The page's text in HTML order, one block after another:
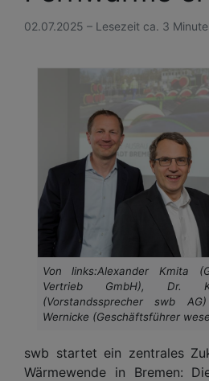
02.07.2025 – Lesezeit ca. 3
Von links:Alexander Kmita
Vertrieb GmbH), Dr.
(Vorstandssprecher swb
Wernicke (Geschäftsführer
swb startet ein zentrales
Wärmewende in Bremen: